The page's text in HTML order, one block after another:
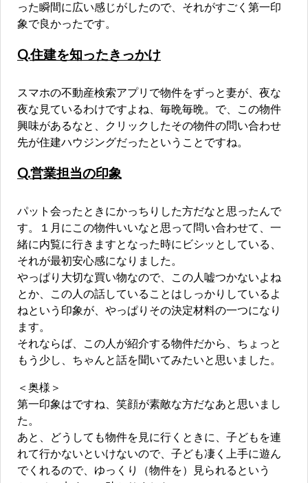
った瞬間に広い感じがしたので、それがすごく第一印
象で良かったです。
Q.住建を知ったきっかけ
スマホの不動産検索アプリで物件をずっと妻が、夜な
夜な見ているわけですよね、毎晩毎晩。で、この物件
興味があるなと、クリックしたその物件の問い合わせ
先が住建ハウジングだったということですね。
Q.営業担当の印象
パット会ったときにかっちりした方だなと思ったんで
す。１月にこの物件いいなと思って問い合わせて、一
緒に内覧に行きますとなった時にビシッとしている、
それが最初安心感になりました。
やっぱり大切な買い物なので、この人嘘つかないよね
とか、この人の話していることはしっかりしているよ
ねという印象が、やっぱりその決定材料の一つになり
ます。
それならば、この人が紹介する物件だから、ちょっと
もう少し、ちゃんと話を聞いてみたいと思いました。
＜奥様＞
第一印象はですね、笑顔が素敵な方だなあと思いまし
た。
あと、どうしても物件を見に行くときに、子どもを連
れて行かないといけないので、子ども凄く上手に遊ん
でくれるので、ゆっくり（物件を）見られるという